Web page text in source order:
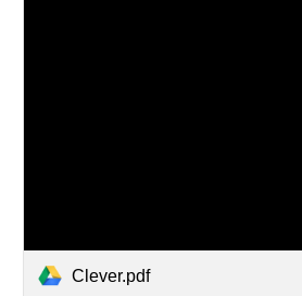
Clever.pdf